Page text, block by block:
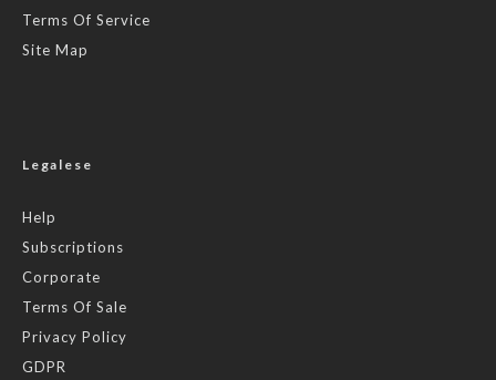
Terms Of Service
Site Map
Legalese
Help
Subscriptions
Corporate
Terms Of Sale
Privacy Policy
GDPR